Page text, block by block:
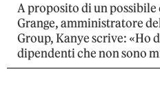
A proposito di un
Grange, amministratore
Group, Kanye scrive: «Ho
dipendenti che non sono